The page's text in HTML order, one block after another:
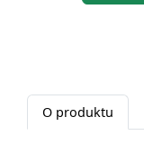
O produktu